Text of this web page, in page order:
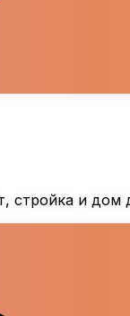
стройка и дом